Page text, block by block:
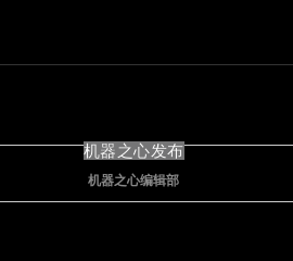
机器之心发布
机器之心编辑部